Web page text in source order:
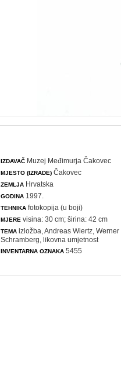
IZDAVAČ Muzej Međimurja Čakovec
MJESTO (IZRADE) Čakovec
ZEMLJA Hrvatska
GODINA 1997.
TEHNIKA fotokopija (u boji)
MJERE visina: 30 cm; širina: 42 cm
TEMA izložba , Andreas Wiertz,
Schramberg,likovna umjetnost
INVENTARNA OZNAKA 5455